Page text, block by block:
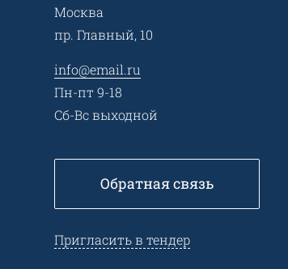
Москва
пр. Главный, 10
info@email.ru
Пн-пт 9-18
Сб-Вс выходной
Обратная связь
Пригласить в тендер